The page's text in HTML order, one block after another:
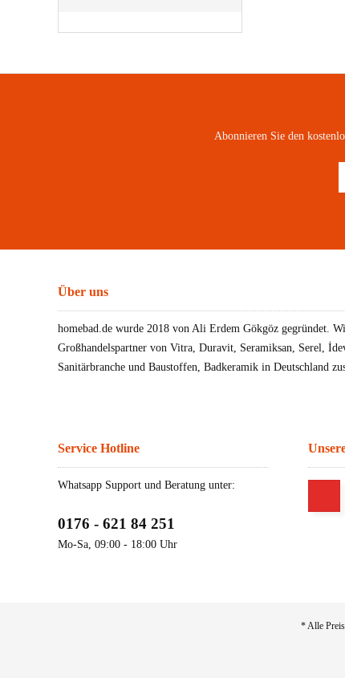
Abonnieren Sie den
Über uns
homebad.de wurde 2018 von Ali Erdem Gökgöz gegründet.
Großhandelspartner von Vitra, Duravit, Seramiksan, Serel,
Sanitärbranche und Baustoffen, Badkeramik in Deutschland
Service Hotline
Whatsapp Support und Beratung unter:
0176 - 621 84 251
Mo-Sa, 09:00 - 18:00 Uhr
* Alle